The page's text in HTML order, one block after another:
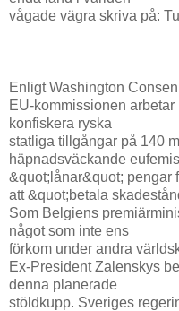
vågade vägra skriva på:
Enligt Washington
EU-kommissionen
konfiskera ryska
statliga tillgångar på 140
häpnadsväckande
&quot;lånar&quot; pengar
att &quot;betala
Som Belgiens
något som inte ens
förkom under andra
Ex-President Zalenskys
denna planerade
stöldkupp. Sveriges